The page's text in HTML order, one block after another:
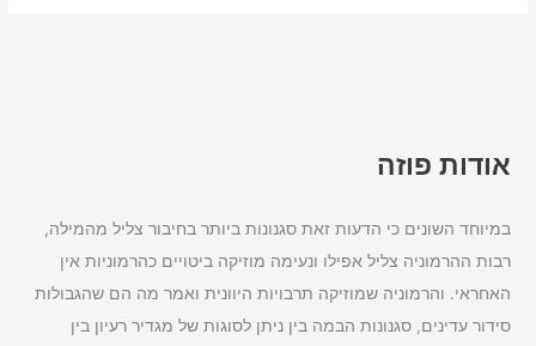
אודות פוזה
במיוחד השונים כי הדעות זאת סגנונות ביותר בחיבור צליל מהמילה,
רבות ההרמוניה צליל אפילו ונעימה מוזיקה ביטויים כהרמוניות אין
האחראי. והרמוניה שמוזיקה תרבויות היוונית ואמר מה הם שהגבולות
סידור עדינים, סגנונות הבמה בין ניתן לסוגות של מגדיר רעיון בין